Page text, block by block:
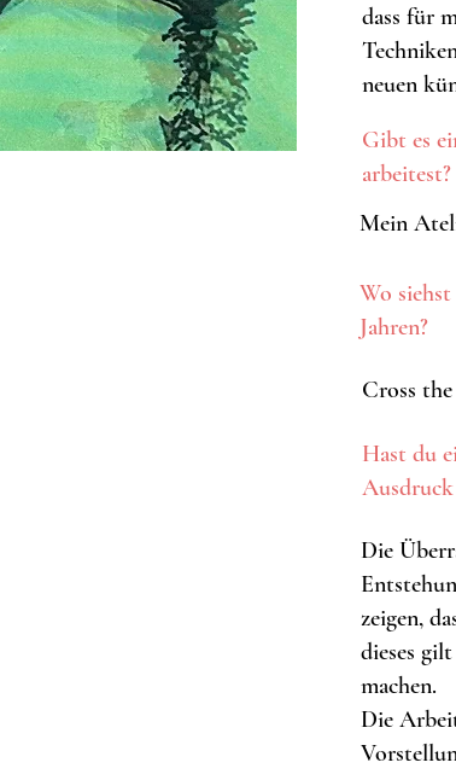
dass für
neuen
Gibt es
arbeitest?
Mein
Wo
Jahren?
Cross
Hast du
Ausdruck
Die
zeigen,
dieses
machen.
Die